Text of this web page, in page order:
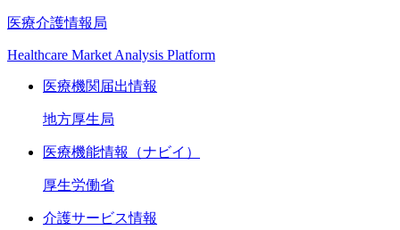
医療介護情報局
Healthcare Market Analysis Platform
医療機関届出情報
地方厚生局
医療機能情報（ナビイ）
厚生労働省
介護サービス情報